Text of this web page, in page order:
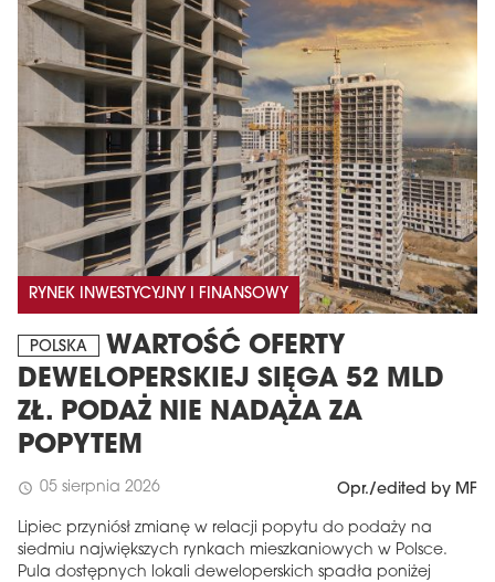
RYNEK INWESTYCYJNY I FINANSOWY
POLSKA
WARTOŚĆ OFERTY
DEWELOPERSKIEJ SIĘGA 52 MLD
ZŁ. PODAŻ NIE NADĄŻA ZA
POPYTEM
schedule 05 sierpnia 2026 Opr./edited by MF
Lipiec przyniósł zmianę w relacji popytu do podaży na
siedmiu największych rynkach mieszkaniowych w Polsce.
Pula dostępnych lokali deweloperskich spadła poniżej